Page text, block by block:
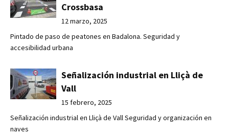
Crossbasa
12 marzo, 2025
Pintado de paso de peatones en Badalona. Seguridad y
accesibilidad urbana
Señalización industrial en Lliçà de
Vall
15 febrero, 2025
Señalización industrial en Lliçà de Vall Seguridad y organización en
naves